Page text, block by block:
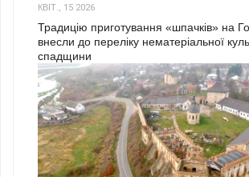
КВІТ., 15 2026
Традицію приготування «шпачків» на
внесли до переліку нематеріальної
спадщини